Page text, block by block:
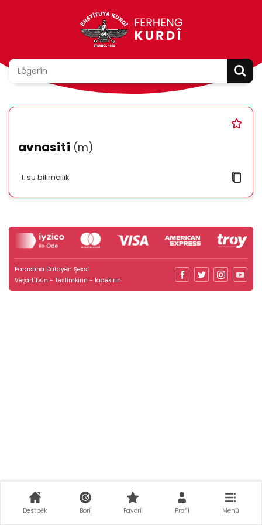
avnasîtî (m)
su bilimcilik
Parastina Datayên Şexsî
Veşartîbûn - Teslîmkirin - Îadekirin
Destpêk Borî Favorî Profîl Menû